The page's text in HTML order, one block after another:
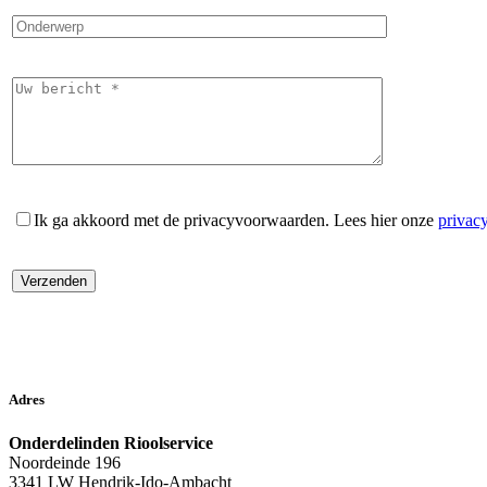
Ik ga akkoord met de privacyvoorwaarden. Lees hier onze
Adres
Onderdelinden Rioolservice
Noordeinde 196
3341 LW Hendrik-Ido-Ambacht